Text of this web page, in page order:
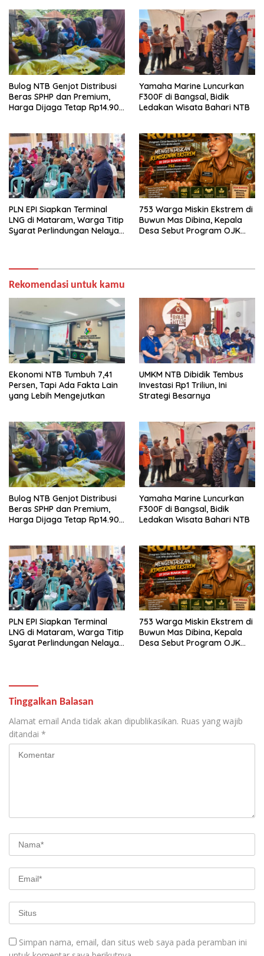
Bulog NTB Genjot Distribusi
Beras SPHP dan Premium,
Harga Dijaga Tetap Rp14.900
Yamaha Marine Luncurkan
F300F di Bangsal, Bidik
Ledakan Wisata Bahari NTB
PLN EPI Siapkan Terminal
LNG di Mataram, Warga Titip
Syarat Perlindungan Nelayan
753 Warga Miskin Ekstrem di
Buwun Mas Dibina, Kepala
Desa Sebut Program OJK
Rekomendasi untuk kamu
Ekonomi NTB Tumbuh 7,41
Persen, Tapi Ada Fakta Lain
yang Lebih Mengejutkan
UMKM NTB Dibidik Tembus
Investasi Rp1 Triliun, Ini
Strategi Besarnya
Bulog NTB Genjot Distribusi
Beras SPHP dan Premium,
Harga Dijaga Tetap Rp14.900
Yamaha Marine Luncurkan
F300F di Bangsal, Bidik
Ledakan Wisata Bahari NTB
PLN EPI Siapkan Terminal
LNG di Mataram, Warga Titip
Syarat Perlindungan Nelayan
753 Warga Miskin Ekstrem di
Buwun Mas Dibina, Kepala
Desa Sebut Program OJK
Tinggalkan Balasan
Alamat email Anda tidak akan dipublikasikan. Ruas yang wajib
ditandai *
Simpan nama, email, dan situs web saya pada peramban ini